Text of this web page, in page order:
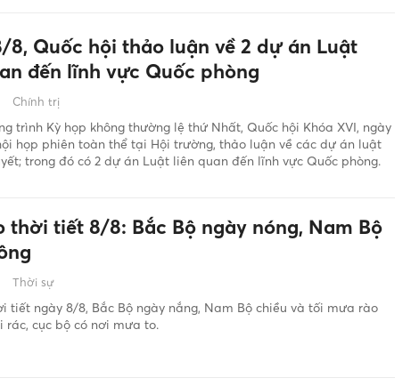
8, Quốc hội thảo luận về 2 dự án Luật
đến lĩnh vực Quốc phòng
Chính trị
trình Kỳ họp không thường lệ thứ Nhất, Quốc hội Khóa XVI, ngày
họp phiên toàn thể tại Hội trường, thảo luận về các dự án luật
trong đó có 2 dự án Luật liên quan đến lĩnh vực Quốc phòng.
thời tiết 8/8: Bắc Bộ ngày nóng, Nam Bộ
Thời sự
tiết ngày 8/8, Bắc Bộ ngày nắng, Nam Bộ chiều và tối mưa rào
rác, cục bộ có nơi mưa to.